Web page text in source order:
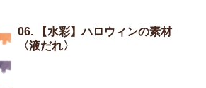
06. 【水彩】ハロウィンの素材
〈液だれ〉